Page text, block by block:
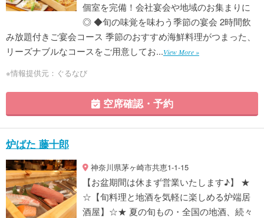
個室を完備！会社宴会や地域のお集まりに
◎ ◆旬の味覚を味わう季節の宴会 2時間飲
み放題付きご宴会コース 季節のおすすめ海鮮料理がつまった、
リーズナブルなコースをご用意してお...View More »
※情報提供元：ぐるなび
空席確認・予約
炉ばた 藤十郎
神奈川県茅ヶ崎市共恵1-1-15
【お盆期間は休まず営業いたします♪】 ★
☆【旬料理と地酒を気軽に楽しめる炉端居
酒屋】☆★ 夏の旬もの・全国の地酒、続々